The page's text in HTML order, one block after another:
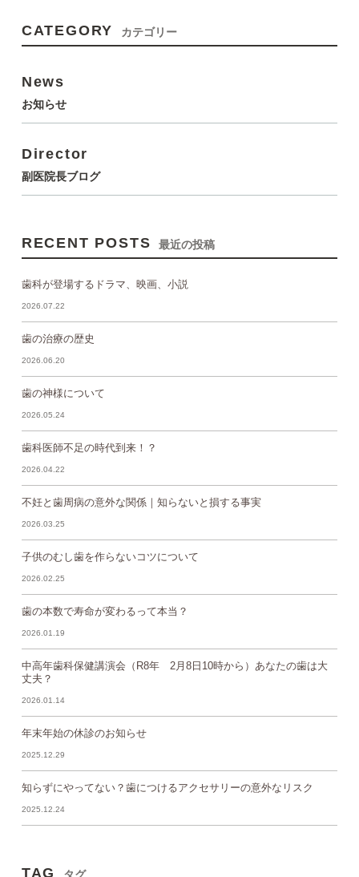
CATEGORY カテゴリー
News
お知らせ
Director
副医院長ブログ
RECENT POSTS 最近の投稿
歯科が登場するドラマ、映画、小説
2026.07.22
歯の治療の歴史
2026.06.20
歯の神様について
2026.05.24
歯科医師不足の時代到来！？
2026.04.22
不妊と歯周病の意外な関係｜知らないと損する事実
2026.03.25
子供のむし歯を作らないコツについて
2026.02.25
歯の本数で寿命が変わるって本当？
2026.01.19
中高年歯科保健講演会（R8年 2月8日10時から）あなたの歯は大
丈夫？
2026.01.14
年末年始の休診のお知らせ
2025.12.29
知らずにやってない？歯につけるアクセサリーの意外なリスク
2025.12.24
TAG タグ